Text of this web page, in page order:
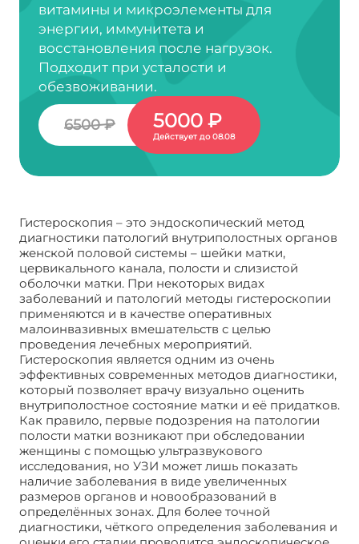
витамины и микроэлементы для
энергии, иммунитета и
восстановления после нагрузок.
Подходит при усталости и
обезвоживании.
6500 ₽ 5000 ₽
Действует до 08.08
Гистероскопия – это эндоскопический метод
диагностики патологий внутриполостных органов
женской половой системы – шейки матки,
цервикального канала, полости и слизистой
оболочки матки. При некоторых видах
заболеваний и патологий методы гистероскопии
применяются и в качестве оперативных
малоинвазивных вмешательств с целью
проведения лечебных мероприятий.
Гистероскопия является одним из очень
эффективных современных методов диагностики,
который позволяет врачу визуально оценить
внутриполостное состояние матки и её придатков.
Как правило, первые подозрения на патологии
полости матки возникают при обследовании
женщины с помощью ультразвукового
исследования, но УЗИ может лишь показать
наличие заболевания в виде увеличенных
размеров органов и новообразований в
определённых зонах. Для более точной
диагностики, чёткого определения заболевания и